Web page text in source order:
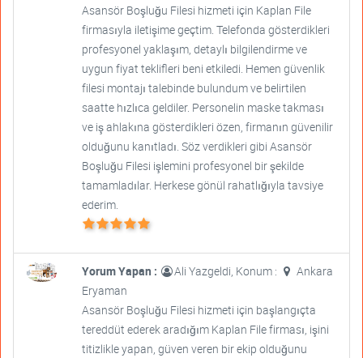
Asansör Boşluğu Filesi hizmeti için Kaplan File
firmasıyla iletişime geçtim. Telefonda gösterdikleri
profesyonel yaklaşım, detaylı bilgilendirme ve
uygun fiyat teklifleri beni etkiledi. Hemen güvenlik
filesi montajı talebinde bulundum ve belirtilen
saatte hızlıca geldiler. Personelin maske takması
ve iş ahlakına gösterdikleri özen, firmanın güvenilir
olduğunu kanıtladı. Söz verdikleri gibi Asansör
Boşluğu Filesi işlemini profesyonel bir şekilde
tamamladılar. Herkese gönül rahatlığıyla tavsiye
ederim.
Yorum Yapan : Ali Yazgeldi, Konum :
Ankara
Eryaman
Asansör Boşluğu Filesi hizmeti için başlangıçta
tereddüt ederek aradığım Kaplan File firması, işini
titizlikle yapan, güven veren bir ekip olduğunu